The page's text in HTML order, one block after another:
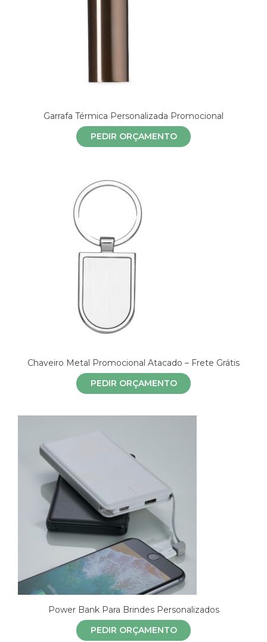
Garrafa Térmica Personalizada Promocional
PEDIR ORÇAMENTO
Chaveiro Metal Promocional Atacado – Frete Grátis
PEDIR ORÇAMENTO
Power Bank Para Brindes Personalizados
PEDIR ORÇAMENTO